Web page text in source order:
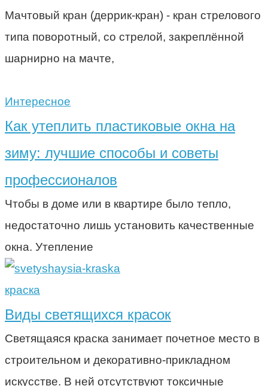
Мачтовый кран (деррик-кран) - кран стрелового
типа поворотный, со стрелой, закреплённой
шарнирно на мачте,
Интересное
Как утеплить пластиковые окна на
зиму: лучшие способы и советы
профессионалов
Чтобы в доме или в квартире было тепло,
недостаточно лишь установить качественные
окна. Утепление
краска
Виды светящихся красок
Светящаяся краска занимает почетное место в
строительном и декоративно-прикладном
искусстве. В ней отсутствуют токсичные